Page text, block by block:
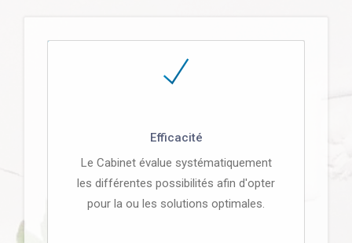
Efficacité
Le Cabinet évalue systématiquement
les différentes possibilités afin d'opter
pour la ou les solutions optimales.